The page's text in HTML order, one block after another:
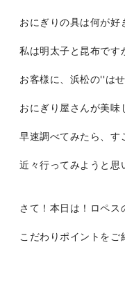
おにぎりの具は何が好
私は明太子と昆布です
お客様に、浜松の''は
おにぎり屋さんが美味
早速調べてみたら、す
近々行ってみようと思
さて！本日は！ロペス
こだわりポイントをご